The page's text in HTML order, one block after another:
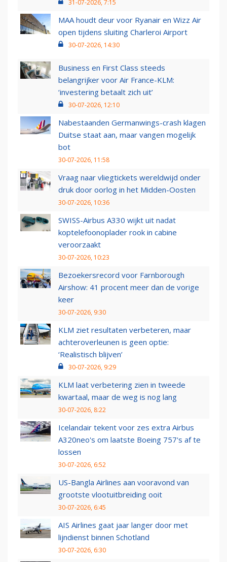
31-07-2026, 7:15
MAA houdt deur voor Ryanair en Wizz Air
open tijdens sluiting Charleroi Airport
30-07-2026, 14:30
Business en First Class steeds
belangrijker voor Air France-KLM:
‘investering betaalt zich uit’
30-07-2026, 12:10
Nabestaanden Germanwings-crash klagen
Duitse staat aan, maar vangen mogelijk
bot
30-07-2026, 11:58
Vraag naar vliegtickets wereldwijd onder
druk door oorlog in het Midden-Oosten
30-07-2026, 10:36
SWISS-Airbus A330 wijkt uit nadat
koptelefoonoplader rook in cabine
veroorzaakt
30-07-2026, 10:23
Bezoekersrecord voor Farnborough
Airshow: 41 procent meer dan de vorige
keer
30-07-2026, 9:30
KLM ziet resultaten verbeteren, maar
achteroverleunen is geen optie:
‘Realistisch blijven’
30-07-2026, 9:29
KLM laat verbetering zien in tweede
kwartaal, maar de weg is nog lang
30-07-2026, 8:22
Icelandair tekent voor zes extra Airbus
A320neo's om laatste Boeing 757's af te
lossen
30-07-2026, 6:52
US-Bangla Airlines aan vooravond van
grootste vlootuitbreiding ooit
30-07-2026, 6:45
AIS Airlines gaat jaar langer door met
lijndienst binnen Schotland
30-07-2026, 6:30